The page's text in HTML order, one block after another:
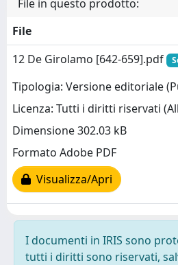
File in questo prodotto:
File
12 De Girolamo [642-659].pdf
Tipologia: Versione editoriale
Licenza: Tutti i diritti riservati
Dimensione 302.03 kB
Formato Adobe PDF
Visualizza/Apri
I documenti in IRIS sono
tutti i diritti sono riservati,